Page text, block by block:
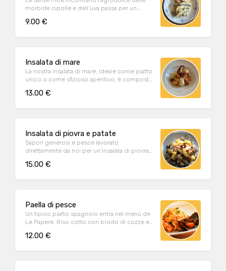
morbide cipolle e dell’uva passa per un
9.00 €
Insalata di mare
La nostra insalata di mare, ideale come piatto
unico o come sfizioso aperitivo, è composta
13.00 €
Insalata di piovra e patate
Sapori generosi e pesce lavorato
direttamente da noi per un’insalata di piovra
15.00 €
Paella di pesce
Un tipico piatto spagnolo entra nel menù de
Le Papere. Riso cotto con brodo di cozze e
giallo caldo, condito con calamari, gamberi,
12.00 €